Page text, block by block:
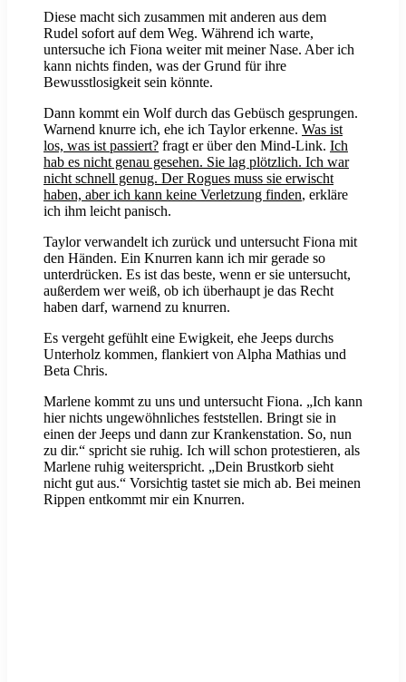
Diese macht sich zusammen mit anderen aus dem
Rudel sofort auf dem Weg. Während ich warte,
untersuche ich Fiona weiter mit meiner Nase. Aber ich
kann nichts finden, was der Grund für ihre
Bewusstlosigkeit sein könnte.
Dann kommt ein Wolf durch das Gebüsch gesprungen.
Warnend knurre ich, ehe ich Taylor erkenne. Was ist
los, was ist passiert? fragt er über den Mind-Link. Ich
hab es nicht genau gesehen. Sie lag plötzlich. Ich war
nicht schnell genug. DerRogues muss sie erwischt
haben, aber ich kann keine Verletzung finden, erkläre
ich ihm leicht panisch.
Taylor verwandelt ich zurück und untersucht Fiona mit
den Händen. Ein Knurren kann ich mir gerade so
unterdrücken. Es ist das beste, wenn er sie untersucht,
außerdem wer weiß, ob ich überhaupt je das Recht
haben darf, warnend zu knurren.
Es vergeht gefühlt eine Ewigkeit, ehe Jeeps durchs
Unterholz kommen, flankiert von Alpha Mathias und
Beta Chris.
Marlene kommt zu uns und untersucht Fiona. „Ich kann
hier nichts ungewöhnliches feststellen. Bringt sie in
einen der Jeeps und dann zur Krankenstation. So, nun
zu dir.“ spricht sie ruhig. Ich will schon protestieren, als
Marlene ruhig weiterspricht. „Dein Brustkorb sieht
nicht gut aus.“ Vorsichtig tastet sie mich ab. Bei meinen
Rippen entkommt mir ein Knurren.